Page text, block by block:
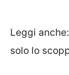
Leggi anche:
solo lo